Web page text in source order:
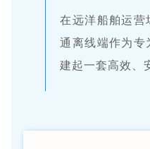
在远洋船舶运营
通离线端作为专
建起一套高效、